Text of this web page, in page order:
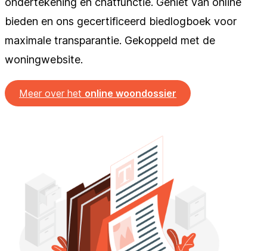
bieden en ons gecertificeerd biedlogboek voor
maximale transparantie. Gekoppeld met de
woningwebsite.
Meer over het online woondossier